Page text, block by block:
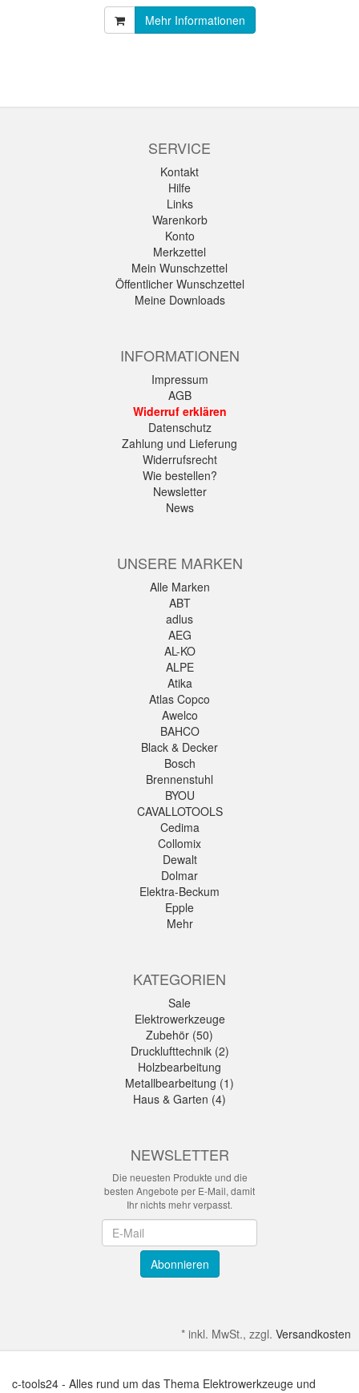
Mehr Informationen
SERVICE
Kontakt
Hilfe
Links
Warenkorb
Konto
Merkzettel
Mein Wunschzettel
Öffentlicher Wunschzettel
Meine Downloads
INFORMATIONEN
Impressum
AGB
Widerruf erklären
Datenschutz
Zahlung und Lieferung
Widerrufsrecht
Wie bestellen?
Newsletter
News
UNSERE MARKEN
Alle Marken
ABT
adlus
AEG
AL-KO
ALPE
Atika
Atlas Copco
Awelco
BAHCO
Black & Decker
Bosch
Brennenstuhl
BYOU
CAVALLOTOOLS
Cedima
Collomix
Dewalt
Dolmar
Elektra-Beckum
Epple
Mehr
KATEGORIEN
Sale
Elektrowerkzeuge
Zubehör (50)
Drucklufttechnik (2)
Holzbearbeitung
Metallbearbeitung (1)
Haus & Garten (4)
NEWSLETTER
Die neuesten Produkte und die
besten Angebote per E-Mail, damit
Ihr nichts mehr verpasst.
Abonnieren
* inkl. MwSt., zzgl. Versandkosten
c-tools24 - Alles rund um das Thema Elektrowerkzeuge und